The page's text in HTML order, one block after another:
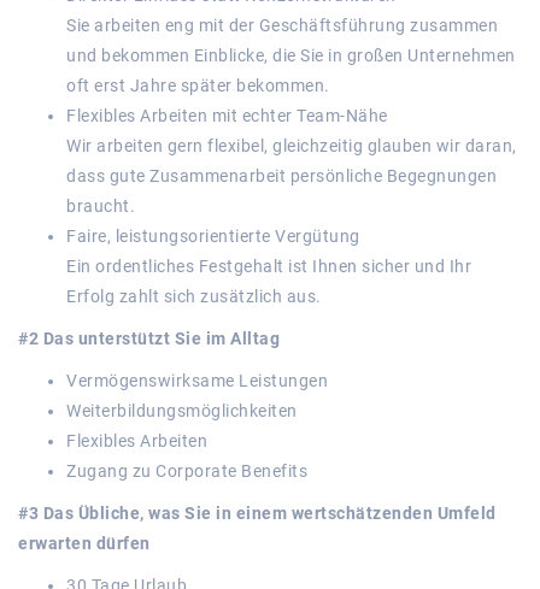
Sie arbeiten eng mit der Geschäftsführung zusammen
und bekommen Einblicke, die Sie in großen Unternehmen
oft erst Jahre später bekommen.
Flexibles Arbeiten mit echter Team-Nähe
Wir arbeiten gern flexibel, gleichzeitig glauben wir daran,
dass gute Zusammenarbeit persönliche Begegnungen
braucht.
Faire, leistungsorientierte Vergütung
Ein ordentliches Festgehalt ist Ihnen sicher und Ihr
Erfolg zahlt sich zusätzlich aus.
#2 Das unterstützt Sie im Alltag
Vermögenswirksame Leistungen
Weiterbildungsmöglichkeiten
Flexibles Arbeiten
Zugang zu Corporate Benefits
#3 Das Übliche, was Sie in einem wertschätzenden Umfeld
erwarten dürfen
30 Tage Urlaub